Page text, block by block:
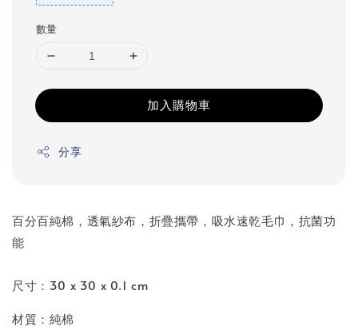
數量
加入購物車
分享
百分百純棉，透氣紗布，折疊攜帶，吸水速乾毛巾，抗菌功
能
尺寸：30 x 30 x 0.1 cm
材質：純棉